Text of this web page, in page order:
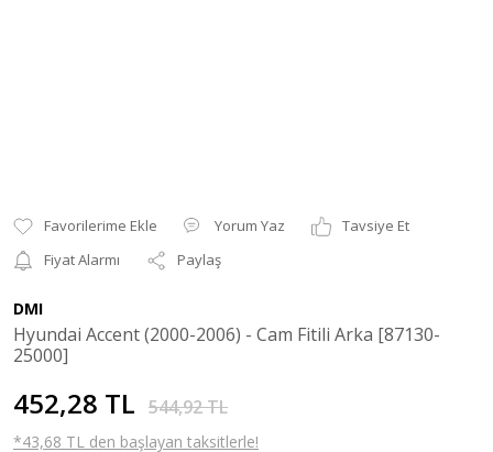
Yorum Yaz
Tavsiye Et
Fiyat Alarmı
Paylaş
DMI
Hyundai Accent (2000-2006) - Cam Fitili Arka [87130-
25000]
452,28 TL 544,92 TL
*43,68 TL den başlayan taksitlerle!